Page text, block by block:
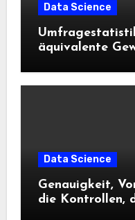
Data Science
äquivalente
Data Science
Genauigkeit,
die Kontrollen,